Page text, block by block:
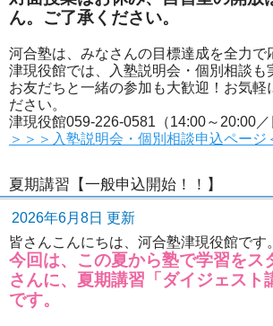
ん。ご了承ください。
河合塾は、みなさんの目標達成を全力で
津現役館では、入塾説明会・個別相談も
お友だちと一緒の参加も大歓迎！お気軽
ださい。
津現役館059-226-0581（14:00～20:00／
＞＞＞入塾説明会・個別相談申込ページ
夏期講習【一般申込開始！！】
2026年6月8日 更新
皆さんこんにちは、河合塾津現役館です。
今回は、この夏から塾で学習をス
さんに、夏期講習「ダイジェスト
です。